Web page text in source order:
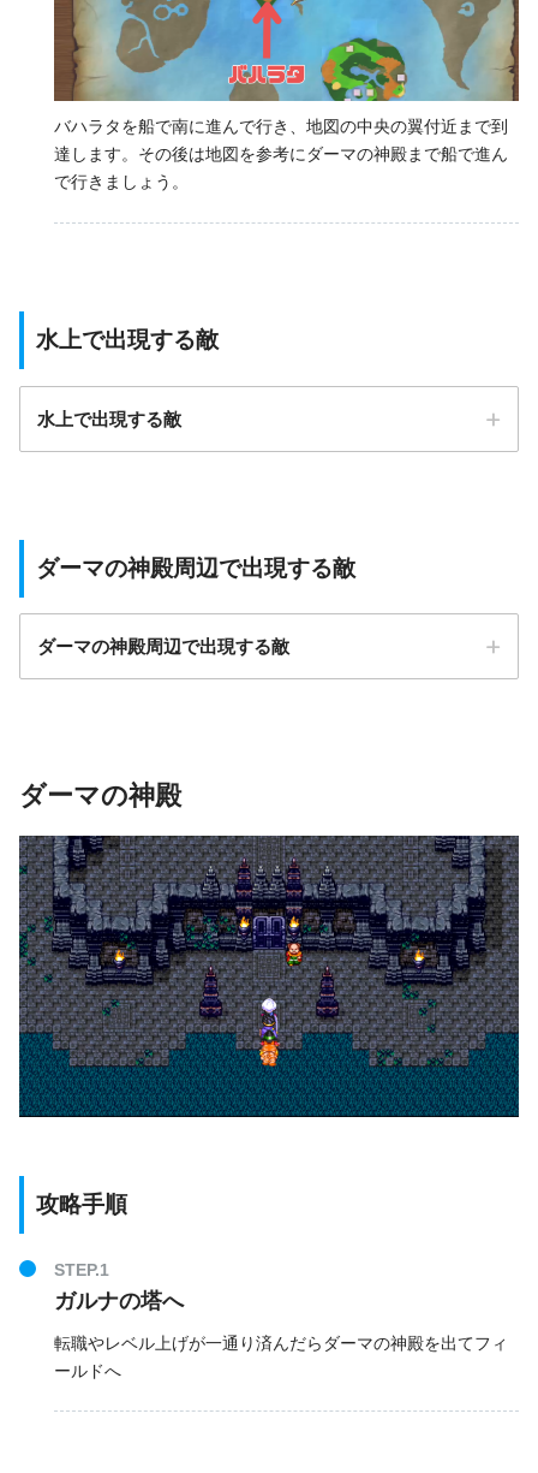
バハラタを船で南に進んで行き、地図の中央の翼付近まで到
達します。その後は地図を参考にダーマの神殿まで船で進ん
で行きましょう。
水上で出現する敵
水上で出現する敵
EXP：197
マーマン
だいおういか
EXP：355
お金：90G
ガニラス
EXP：290
お金：45G
ヘルコンドル
EXP：367
お金：71G
ダーマの神殿周辺で出現する敵
ダーマの神殿周辺で出現する敵
げんじゅつし
EXP：128
お金：55G
マッドオックス
EXP：162
お金：45G
キャットバット
EXP：135
お金：35G
キラーエイプ
EXP：170
お金：45G
ごうけつぐま
EXP：440
ダーマの神殿
攻略手順
STEP.1
ガルナの塔へ
転職やレベル上げが一通り済んだらダーマの神殿を出てフィ
ールドへ